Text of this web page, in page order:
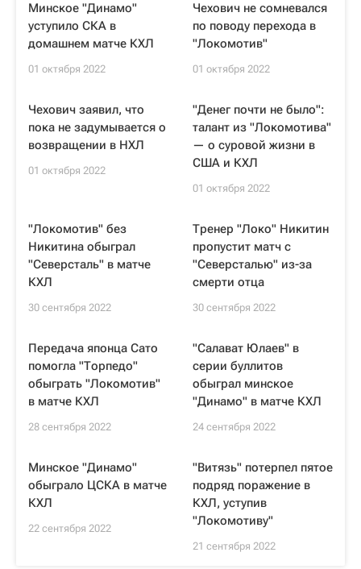
Минское "Динамо"
уступило СКА в
домашнем матче КХЛ
01 октября 2022
Чехович не сомневался
по поводу перехода в
"Локомотив"
01 октября 2022
Чехович заявил, что
пока не задумывается о
возвращении в НХЛ
01 октября 2022
"Денег почти не было":
талант из "Локомотива"
— о суровой жизни в
США и КХЛ
01 октября 2022
"Локомотив" без
Никитина обыграл
"Северсталь" в матче
КХЛ
30 сентября 2022
Тренер "Локо" Никитин
пропустит матч с
"Северсталью" из-за
смерти отца
30 сентября 2022
Передача японца Сато
помогла "Торпедо"
обыграть "Локомотив"
в матче КХЛ
28 сентября 2022
"Салават Юлаев" в
серии буллитов
обыграл минское
"Динамо" в матче КХЛ
24 сентября 2022
Минское "Динамо"
обыграло ЦСКА в матче
КХЛ
22 сентября 2022
"Витязь" потерпел пятое
подряд поражение в
КХЛ, уступив
"Локомотиву"
21 сентября 2022